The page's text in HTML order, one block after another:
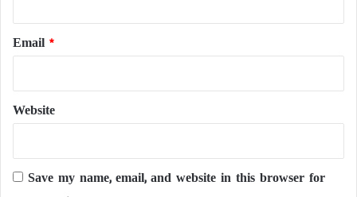
Email *
Website
Save my name, email, and website in this browser for